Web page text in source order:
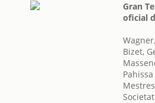
Gran
oficial
Bizet,
Pahissa